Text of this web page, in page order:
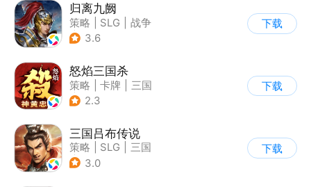
归离九阙
策略 SLG
战争
| 剧情
3.6
下载
怒焰三国杀
策略 卡牌
三国
| 三国杀
2.3
下载
三国吕布传说
策略 SLG
三国
| 剧情
3.0
下载